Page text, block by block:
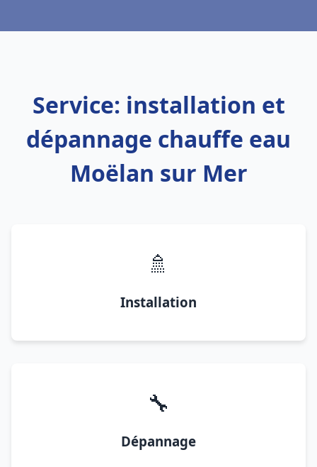
Service: installation et
dépannage chauffe eau
Moëlan sur Mer
🚿
Installation
🔧
Dépannage